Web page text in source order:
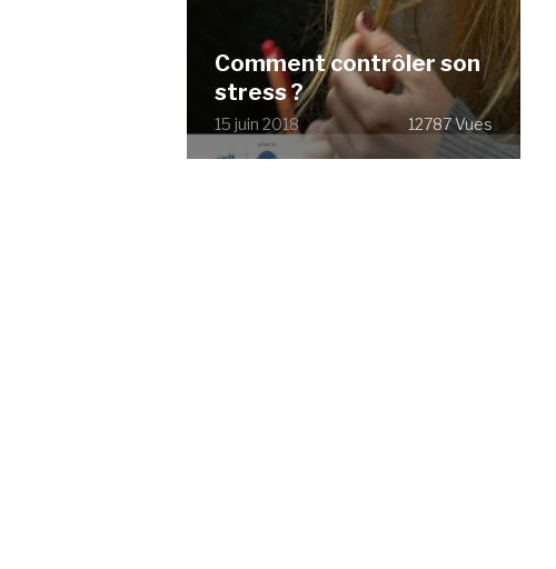
Comment contrôler son
stress ?
15 juin 2018 12787 Vues